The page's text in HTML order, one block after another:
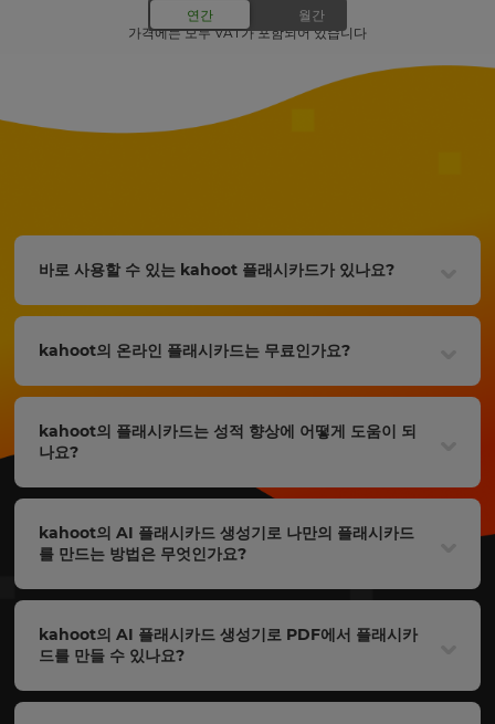
가격에는 모두 VAT가 포함되어 있습니다
바로 사용할 수 있는 kahoot 플래시카드가 있나요?
kahoot의 온라인 플래시카드는 무료인가요?
kahoot의 플래시카드는 성적 향상에 어떻게 도움이 되
나요?
kahoot의 AI 플래시카드 생성기로 나만의 플래시카드
를 만드는 방법은 무엇인가요?
kahoot의 AI 플래시카드 생성기로 PDF에서 플래시카
드를 만들 수 있나요?